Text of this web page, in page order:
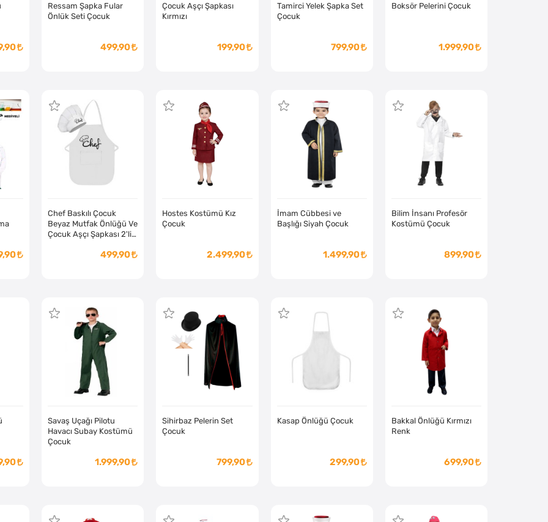
Ressam Şapka Fular
Önlük Seti Çocuk
499,90
Çocuk Aşçı Şapkası
Kırmızı
199,90
Tamirci Yelek Şapka Set
Çocuk
799,90
Boksör Pelerini Çocuk
1.999,90
Chef Baskılı Çocuk
Beyaz Mutfak Önlüğü Ve
Çocuk Aşçı Şapkası 2'li
499,90
Hostes Kostümü Kız
Çocuk
2.499,90
İmam Cübbesi ve
Başlığı Siyah Çocuk
1.499,90
Bilim İnsanı Profesör
Kostümü Çocuk
899,90
Savaş Uçağı Pilotu
Havacı Subay Kostümü
Çocuk
1.999,90
Sihirbaz Pelerin Set
Çocuk
799,90
Kasap Önlüğü Çocuk
299,90
Bakkal Önlüğü Kırmızı
Renk
699,90